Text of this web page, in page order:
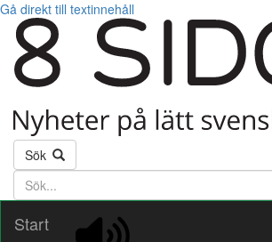
Gå direkt till textinnehåll
Sök
Söktext
Start